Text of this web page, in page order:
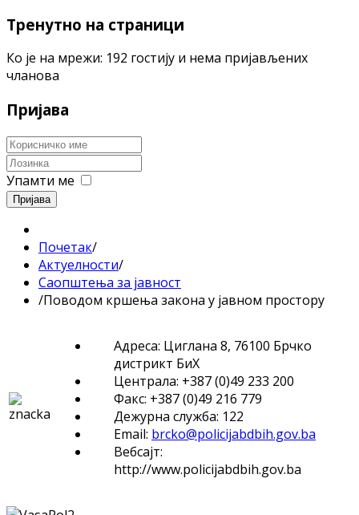
Тренутно на страници
Ко је на мрежи: 192 гостију и нема пријављених
чланова
Пријава
Упамти ме
Пријава
Почетак/
Актуелности/
Саопштења за јавност
/Поводом кршења закона у јавном простору
Адреса: Циглана 8, 76100 Брчко
дистрикт БиХ
Централа: +387 (0)49 233 200
Факс: +387 (0)49 216 779
Дежурна служба: 122
Email: brcko@policijabdbih.gov.ba
Вебсајт:
http://www.policijabdbih.gov.ba